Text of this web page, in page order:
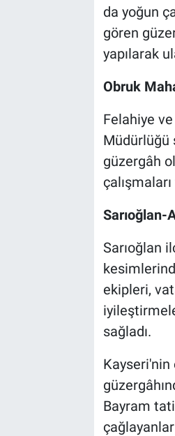
da yoğun
gören
yapılarak
Obruk
Felahiye
Müdürlüğü
güzergâh
Sarıoğlan-
Sarıoğlan
ekipleri,
sağladı.
Kayseri'nin
Bayram